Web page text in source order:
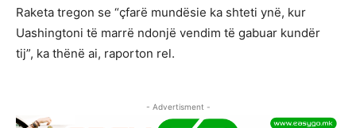
Raketa tregon se “çfarë mundësie ka shteti ynë, kur
Uashingtoni të marrë ndonjë vendim të gabuar kundër
tij”, ka thënë ai, raporton rel.
- Advertisment -